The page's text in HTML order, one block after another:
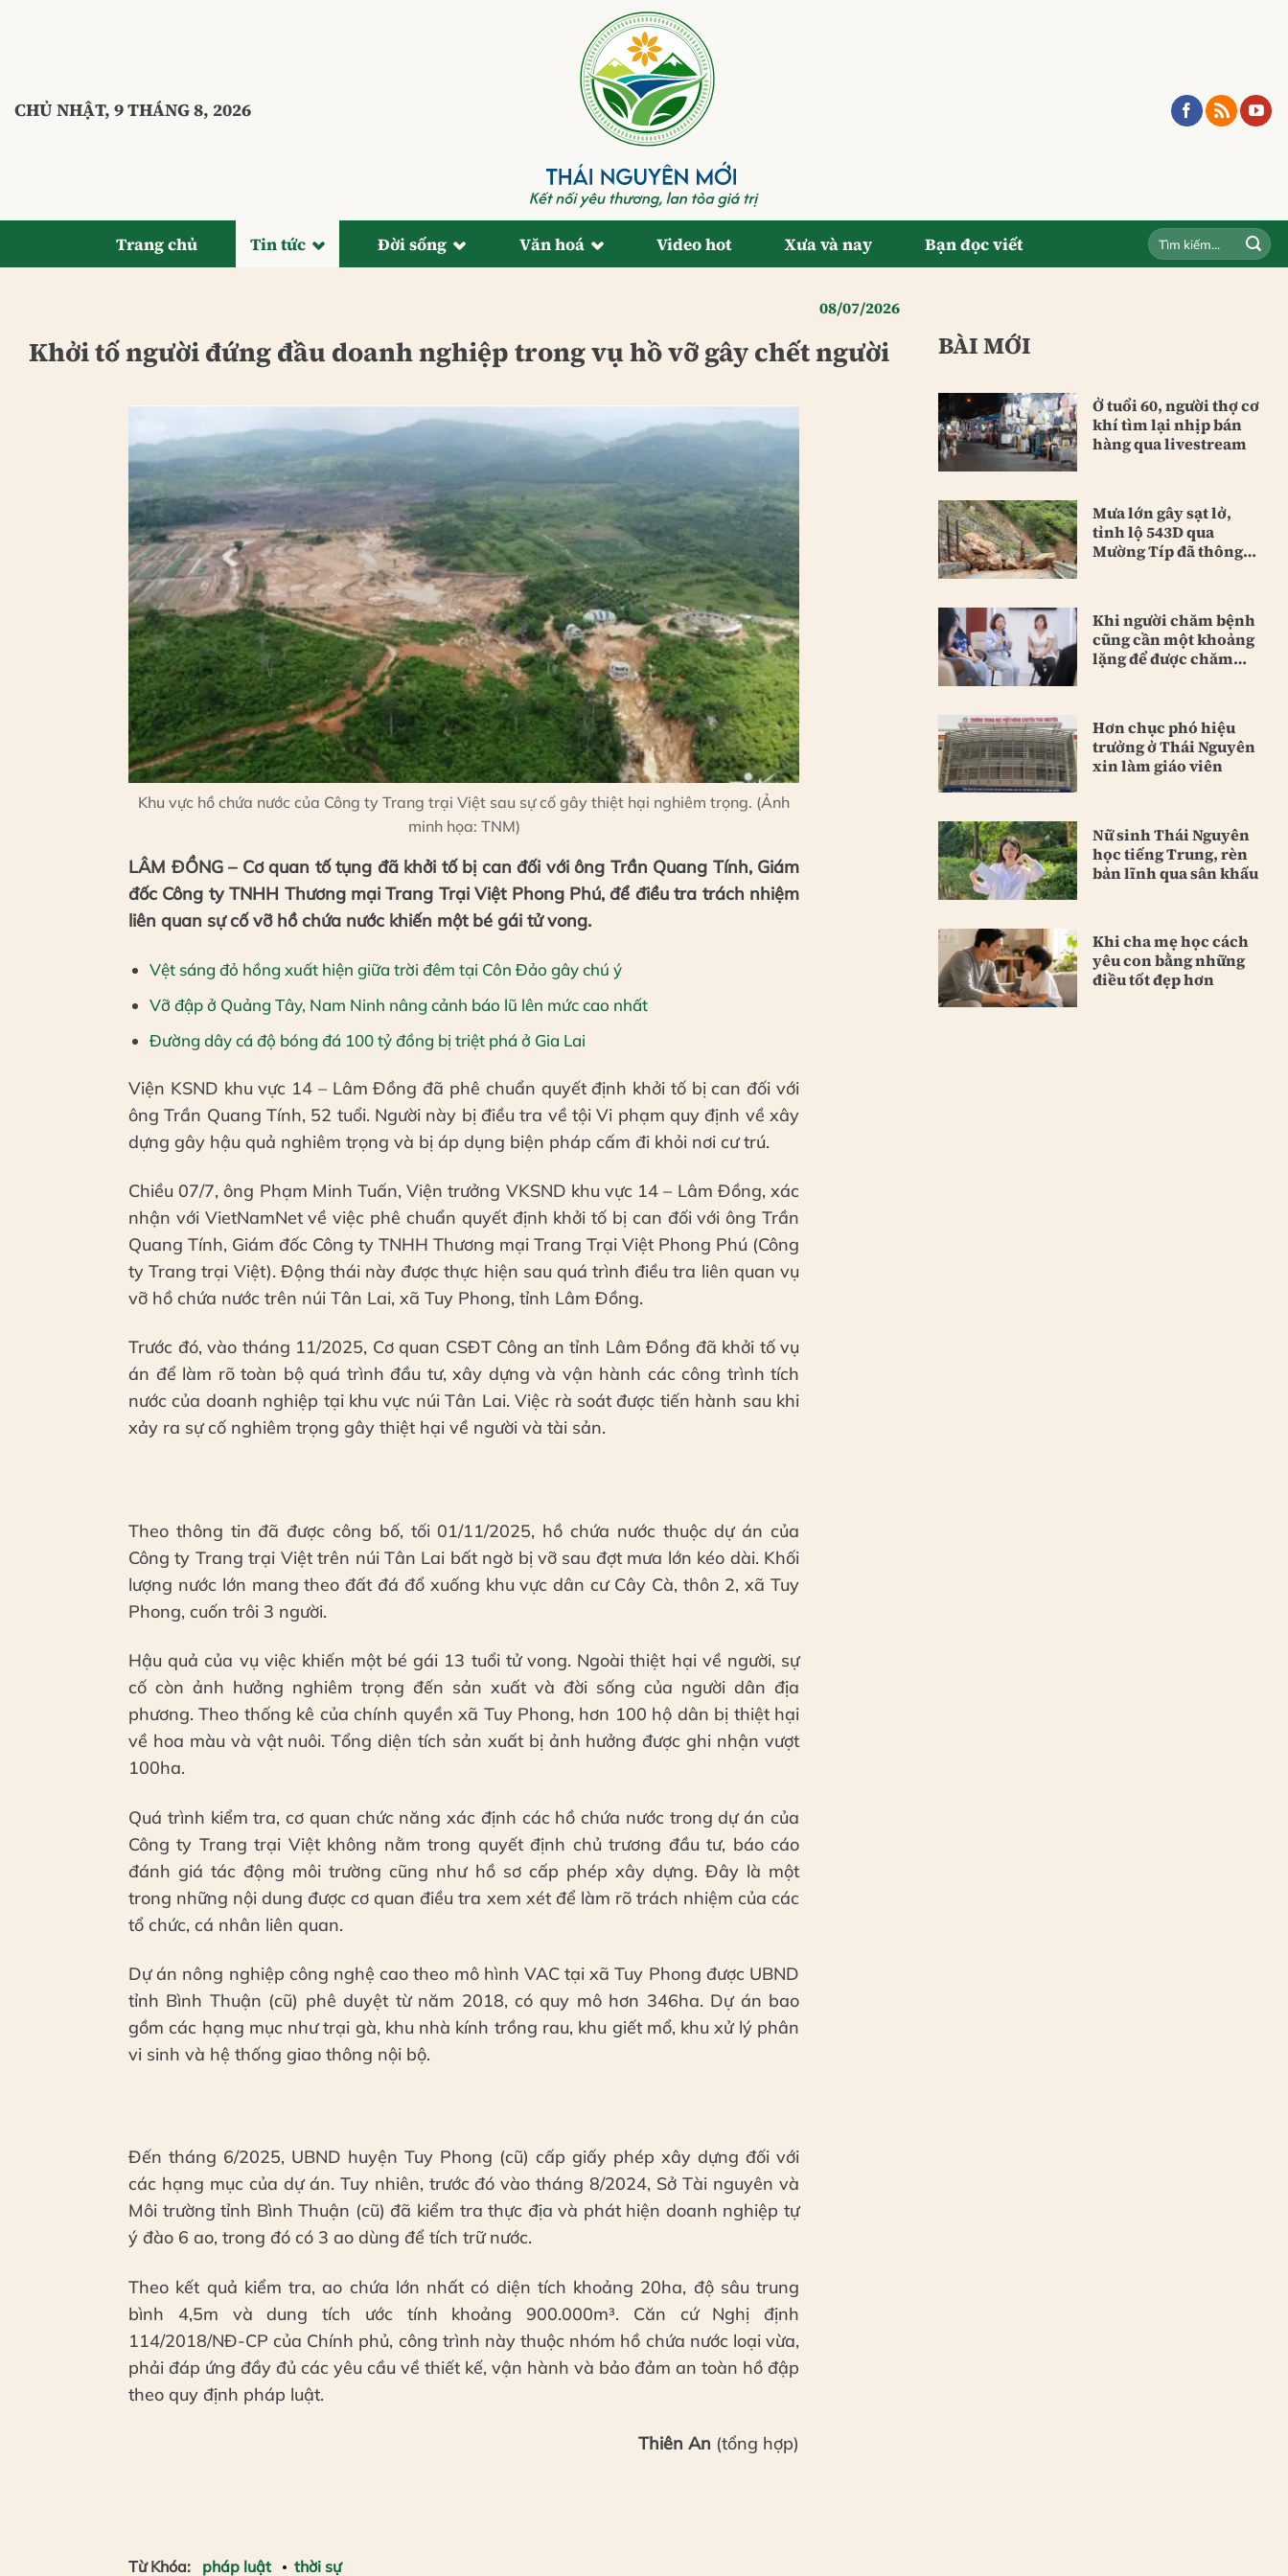
CHỦ NHẬT, 9 THÁNG 8, 2026
Trang chủ Tin tức Đời sống Văn hoá Video hot Xưa và nay Bạn đọc viết
08/07/2026
Khởi tố người đứng đầu doanh nghiệp trong vụ hồ vỡ gây chết người
Khu vực hồ chứa nước của Công ty Trang trại Việt sau sự cố gây thiệt hại nghiêm trọng. (Ảnh
minh họa: TNM)
LÂM ĐỒNG – Cơ quan tố tụng đã khởi tố bị can đối với ông Trần Quang Tính, Giám
đốc Công ty TNHH Thương mại Trang Trại Việt Phong Phú, để điều tra trách nhiệm
liên quan sự cố vỡ hồ chứa nước khiến một bé gái tử vong.
Vệt sáng đỏ hồng xuất hiện giữa trời đêm tại Côn Đảo gây chú ý
Vỡ đập ở Quảng Tây, Nam Ninh nâng cảnh báo lũ lên mức cao nhất
Đường dây cá độ bóng đá 100 tỷ đồng bị triệt phá ở Gia Lai
Viện KSND khu vực 14 – Lâm Đồng đã phê chuẩn quyết định khởi tố bị can đối với
ông Trần Quang Tính, 52 tuổi. Người này bị điều tra về tội Vi phạm quy định về xây
dựng gây hậu quả nghiêm trọng và bị áp dụng biện pháp cấm đi khỏi nơi cư trú.
Chiều 07/7, ông Phạm Minh Tuấn, Viện trưởng VKSND khu vực 14 – Lâm Đồng, xác
nhận với VietNamNet về việc phê chuẩn quyết định khởi tố bị can đối với ông Trần
Quang Tính, Giám đốc Công ty TNHH Thương mại Trang Trại Việt Phong Phú (Công
ty Trang trại Việt). Động thái này được thực hiện sau quá trình điều tra liên quan vụ
vỡ hồ chứa nước trên núi Tân Lai, xã Tuy Phong, tỉnh Lâm Đồng.
Trước đó, vào tháng 11/2025, Cơ quan CSĐT Công an tỉnh Lâm Đồng đã khởi tố vụ
án để làm rõ toàn bộ quá trình đầu tư, xây dựng và vận hành các công trình tích
nước của doanh nghiệp tại khu vực núi Tân Lai. Việc rà soát được tiến hành sau khi
xảy ra sự cố nghiêm trọng gây thiệt hại về người và tài sản.
Theo thông tin đã được công bố, tối 01/11/2025, hồ chứa nước thuộc dự án của
Công ty Trang trại Việt trên núi Tân Lai bất ngờ bị vỡ sau đợt mưa lớn kéo dài. Khối
lượng nước lớn mang theo đất đá đổ xuống khu vực dân cư Cây Cà, thôn 2, xã Tuy
Phong, cuốn trôi 3 người.
Hậu quả của vụ việc khiến một bé gái 13 tuổi tử vong. Ngoài thiệt hại về người, sự
cố còn ảnh hưởng nghiêm trọng đến sản xuất và đời sống của người dân địa
phương. Theo thống kê của chính quyền xã Tuy Phong, hơn 100 hộ dân bị thiệt hại
về hoa màu và vật nuôi. Tổng diện tích sản xuất bị ảnh hưởng được ghi nhận vượt
100ha.
Quá trình kiểm tra, cơ quan chức năng xác định các hồ chứa nước trong dự án của
Công ty Trang trại Việt không nằm trong quyết định chủ trương đầu tư, báo cáo
đánh giá tác động môi trường cũng như hồ sơ cấp phép xây dựng. Đây là một
trong những nội dung được cơ quan điều tra xem xét để làm rõ trách nhiệm của các
tổ chức, cá nhân liên quan.
Dự án nông nghiệp công nghệ cao theo mô hình VAC tại xã Tuy Phong được UBND
tỉnh Bình Thuận (cũ) phê duyệt từ năm 2018, có quy mô hơn 346ha. Dự án bao
gồm các hạng mục như trại gà, khu nhà kính trồng rau, khu giết mổ, khu xử lý phân
vi sinh và hệ thống giao thông nội bộ.
Đến tháng 6/2025, UBND huyện Tuy Phong (cũ) cấp giấy phép xây dựng đối với
các hạng mục của dự án. Tuy nhiên, trước đó vào tháng 8/2024, Sở Tài nguyên và
Môi trường tỉnh Bình Thuận (cũ) đã kiểm tra thực địa và phát hiện doanh nghiệp tự
ý đào 6 ao, trong đó có 3 ao dùng để tích trữ nước.
Theo kết quả kiểm tra, ao chứa lớn nhất có diện tích khoảng 20ha, độ sâu trung
bình 4,5m và dung tích ước tính khoảng 900.000m³. Căn cứ Nghị định
114/2018/NĐ-CP của Chính phủ, công trình này thuộc nhóm hồ chứa nước loại vừa,
phải đáp ứng đầy đủ các yêu cầu về thiết kế, vận hành và bảo đảm an toàn hồ đập
theo quy định pháp luật.
Thiên An (tổng hợp)
Từ Khóa: pháp luật thời sự
BÀI MỚI
Ở tuổi 60, người thợ cơ
khí tìm lại nhịp bán
hàng qua livestream
Mưa lớn gây sạt lở,
tỉnh lộ 543D qua
Mường Típ đã thông
Khi người chăm bệnh
cũng cần một khoảng
lặng để được chăm
Hơn chục phó hiệu
trưởng ở Thái Nguyên
xin làm giáo viên
Nữ sinh Thái Nguyên
học tiếng Trung, rèn
bản lĩnh qua sân khấu
Khi cha mẹ học cách
yêu con bằng những
điều tốt đẹp hơn